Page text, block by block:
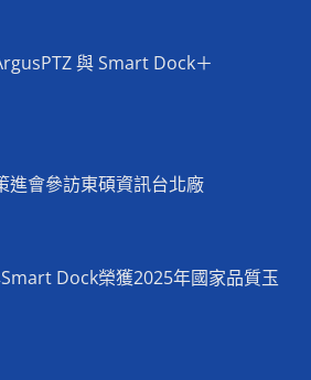
與 Smart Dock＋
進會參訪東碩資訊台北廠
Dock榮獲2025年國家品質玉